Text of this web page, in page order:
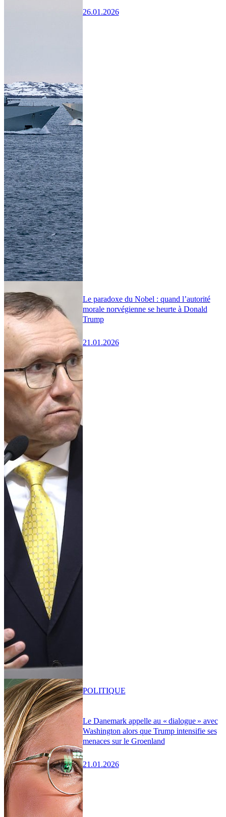
26.01.2026
Le paradoxe du Nobel : quand l’autorité
morale norvégienne se heurte à Donald
Trump
21.01.2026
Le Danemark appelle au « dialogue » avec
Washington alors que Trump intensifie ses
menaces sur le Groenland
21.01.2026
POLITIQUE